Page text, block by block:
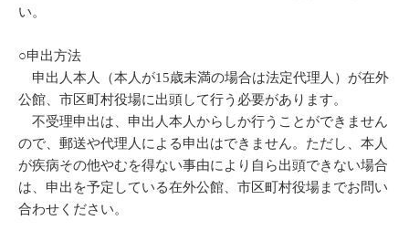
い。
○申出方法
申出人本人（本人が15歳未満の場合は法定代理人）が在外
公館、市区町村役場に出頭して行う必要があります。
不受理申出は、申出人本人からしか行うことができません
ので、郵送や代理人による申出はできません。ただし、本人
が疾病その他やむを得ない事由により自ら出頭できない場合
は、申出を予定している在外公館、市区町村役場までお問い
合わせください。